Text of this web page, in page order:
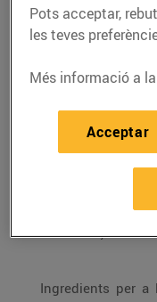
de
31/de març/2020
Ingredients per a
Pots acceptar,
les teves
Més informació a la
Acceptar